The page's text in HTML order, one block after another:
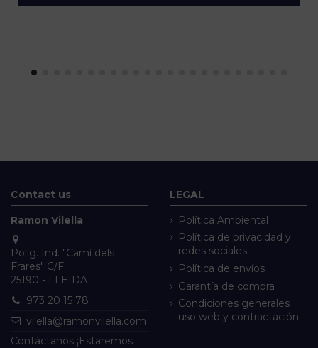
Contact us
Ramon Vilella
Políg. Ind. "Camí dels
Frares" C/F
25190 - LLEIDA
973 20 15 78
vilella@ramonvilella.com
Contáctanos ¡Estaremos
LEGAL
Política Ambiental
Política de privacidad y
redes sociales
Política de envíos
Garantía de compra
Condiciones generales
uso web y contractación